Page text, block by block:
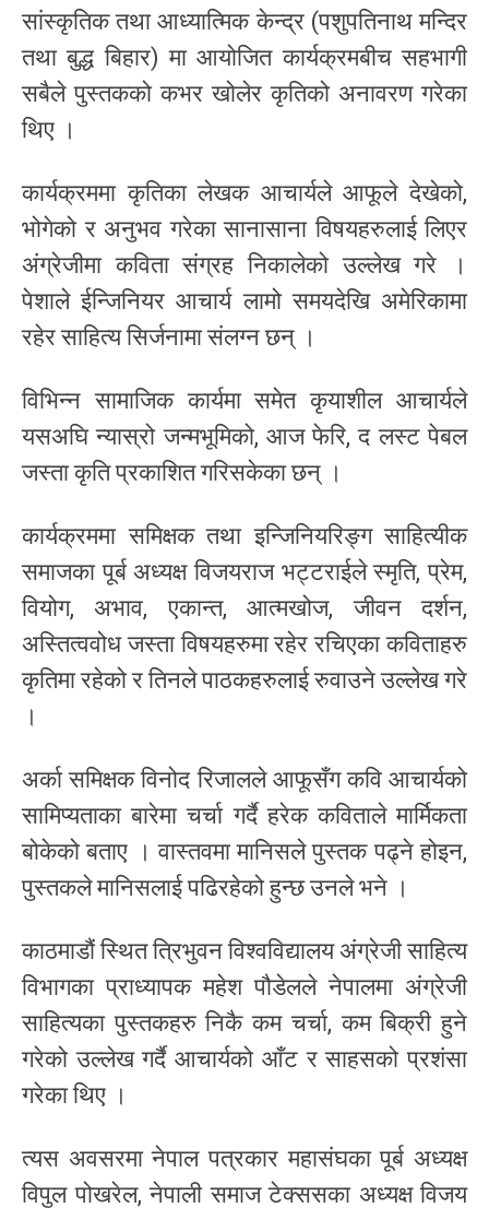
सांस्कृतिक तथा आध्यात्मिक केन्द्र (पशुपतिनाथ मन्दिर
तथा बुद्ध बिहार) मा आयोजित कार्यक्रमबीच सहभागी
सबैले पुस्तकको कभर खोलेर कृतिको अनावरण गरेका
थिए ।
कार्यक्रममा कृतिका लेखक आचार्यले आफूले देखेको,
भोगेको र अनुभव गरेका सानासाना विषयहरुलाई लिएर
अंग्रेजीमा कविता संग्रह निकालेको उल्लेख गरे ।
पेशाले ईन्जिनियर आचार्य लामो समयदेखि अमेरिकामा
रहेर साहित्य सिर्जनामा संलग्न छन् ।
विभिन्न सामाजिक कार्यमा समेत कृयाशील आचार्यले
यसअघि न्यास्रो जन्मभूमिको, आज फेरि, द लस्ट पेबल
जस्ता कृति प्रकाशित गरिसकेका छन् ।
कार्यक्रममा समिक्षक तथा इन्जिनियरिङ्ग साहित्यीक
समाजका पूर्ब अध्यक्ष विजयराज भट्टराईले स्मृति, प्रेम,
वियोग, अभाव, एकान्त, आत्मखोज, जीवन दर्शन,
अस्तित्ववोध जस्ता विषयहरुमा रहेर रचिएका कविताहरु
कृतिमा रहेको र तिनले पाठकहरुलाई रुवाउने उल्लेख गरे
।
अर्का समिक्षक विनोद रिजालले आफूसँग कवि आचार्यको
सामिप्यताका बारेमा चर्चा गर्दै हरेक कविताले मार्मिकता
बोकेको बताए । वास्तवमा मानिसले पुस्तक पढ्ने होइन,
पुस्तकले मानिसलाई पढिरहेको हुन्छ उनले भने ।
काठमाडौं स्थित त्रिभुवन विश्वविद्यालय अंग्रेजी साहित्य
विभागका प्राध्यापक महेश पौडेलले नेपालमा अंग्रेजी
साहित्यका पुस्तकहरु निकै कम चर्चा, कम बिक्री हुने
गरेको उल्लेख गर्दै आचार्यको आँट र साहसको प्रशंसा
गरेका थिए ।
त्यस अवसरमा नेपाल पत्रकार महासंघका पूर्ब अध्यक्ष
विपुल पोखरेल, नेपाली समाज टेक्ससका अध्यक्ष विजय